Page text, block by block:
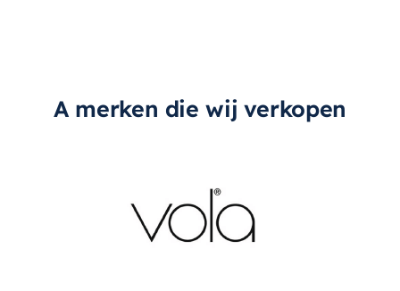
A merken die wij verkopen